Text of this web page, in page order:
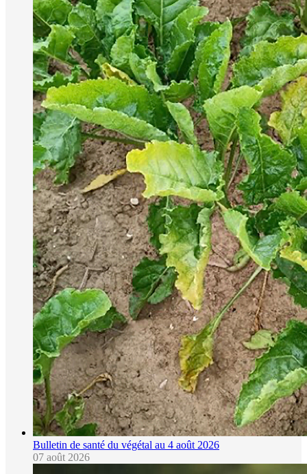
Bulletin de santé du végétal au 4 août 2026
07 août 2026